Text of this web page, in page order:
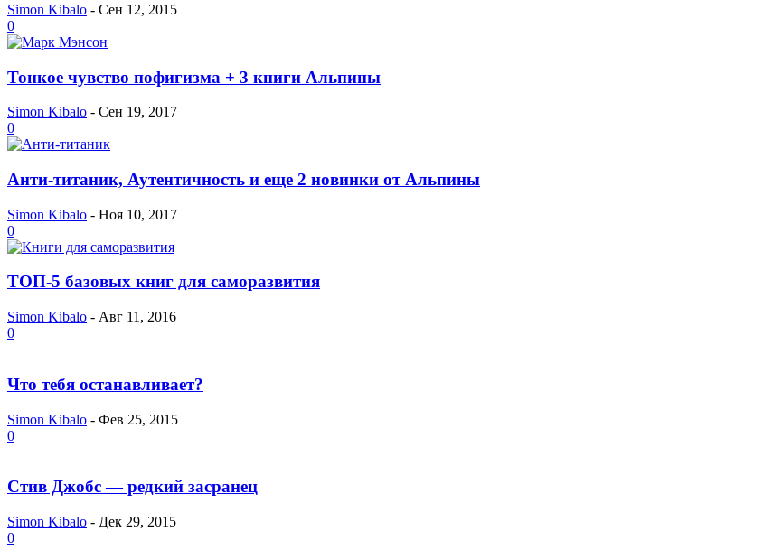
Simon Kibalo - Сен 12, 2015
0
Тонкое чувство пофигизма + 3 книги Альпины
Simon Kibalo - Сен 19, 2017
0
Анти-титаник, Аутентичность и еще 2 новинки от Альпины
Simon Kibalo - Ноя 10, 2017
0
ТОП-5 базовых книг для саморазвития
Simon Kibalo - Авг 11, 2016
0
Что тебя останавливает?
Simon Kibalo - Фев 25, 2015
0
Стив Джобс — редкий засранец
Simon Kibalo - Дек 29, 2015
0